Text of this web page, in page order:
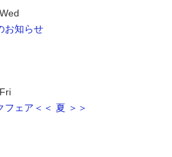
お知らせ
フェア＜＜ 夏 ＞＞